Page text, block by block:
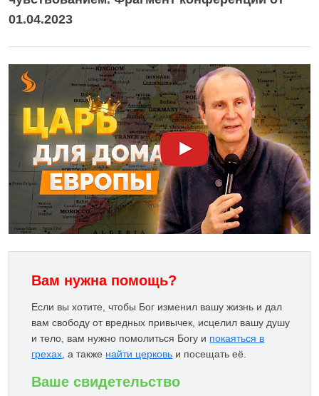
01.04.2023
Вам нужна помощь?
Если вы хотите, чтобы Бог изменил вашу жизнь и дал
вам свободу от вредных привычек, исцелил вашу душу
и тело, вам нужно помолиться Богу и покаяться в
грехах, а также найти церковь и посещать её.
Ваше свидетельство